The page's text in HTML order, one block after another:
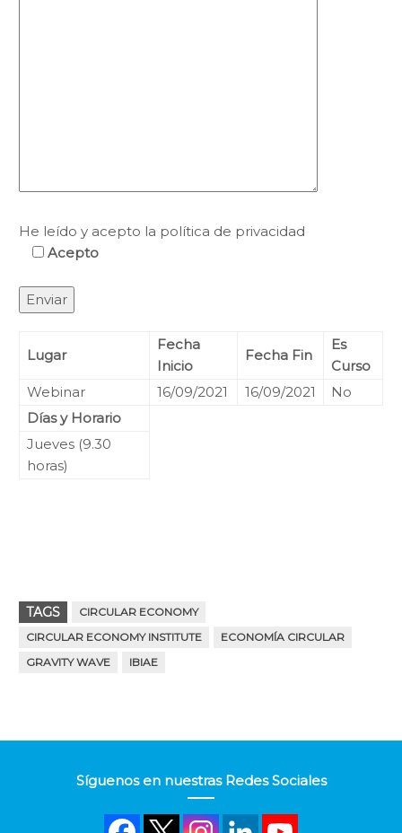
He leído y acepto la política de privacidad
Acepto
Lugar
Fecha
Inicio
Fecha Fin
Es
Curso
Webinar
16/09/2021 16/09/2021
No
Días y Horario
Jueves (9.30
horas)
TAGS
CIRCULAR ECONOMY
CIRCULAR ECONOMY INSTITUTE
ECONOMÍA CIRCULAR
GRAVITY WAVE
IBIAE
Síguenos en nuestras Redes Sociales